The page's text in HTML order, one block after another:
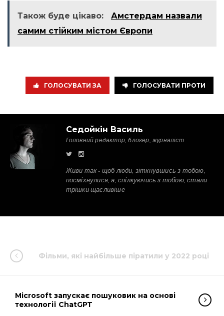
Також буде цікаво:
Амстердам назвали
самим стійким містом Європи
ГОЛОСУВАТИ ЗА ГОЛОСУВАТИ ПРОТИ
Седойкін Василь
Головний редактор, блогер, журналіст
Живи так - щоб люди, зіткнувшись з тобою,
посміхнулися, а, спілкуючись з тобою, стали
трішки щасливіше
Фільми, які найбільше піратили у 2022 році
Microsoft запускає пошуковик на основі
технології ChatGPT